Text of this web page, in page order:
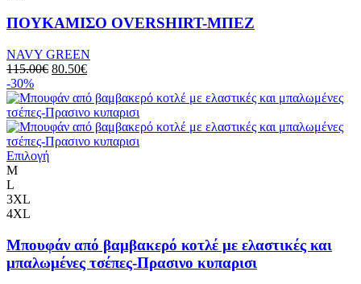
ΠΟΥΚΑΜΙΣΟ OVERSHIRT-ΜΠΕΖ
NAVY GREEN
115.00€ 80.50€
-30%
Επιλογή
M
L
3XL
4XL
Μπουφάν από βαμβακερό κοτλέ με ελαστικές και
μπαλωμένες τσέπες-Πρασινο κυπαρισι